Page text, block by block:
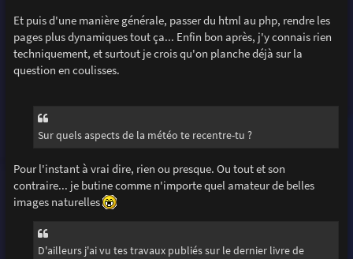
Et puis d'une manière générale, passer du html au php, rendre les
pages plus dynamiques tout ça... Enfin bon après, j'y connais rien
techniquement, et surtout je crois qu'on planche déjà sur la
question en coulisses.
Sur quels aspects de la météo te recentre-tu ?
Pour l'instant à vrai dire, rien ou presque. Ou tout et son
contraire... je butine comme n'importe quel amateur de belles
images naturelles
D'ailleurs j'ai vu tes travaux publiés sur le dernier livre de